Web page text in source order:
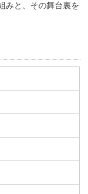
みと、その舞台裏を